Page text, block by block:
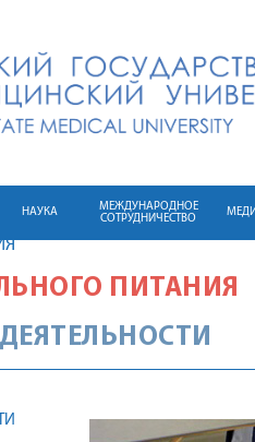
НАУКА
МЕЖДУНАРОДНОЕ
СОТРУДНИЧЕСТВО
ПИТАНИЯ